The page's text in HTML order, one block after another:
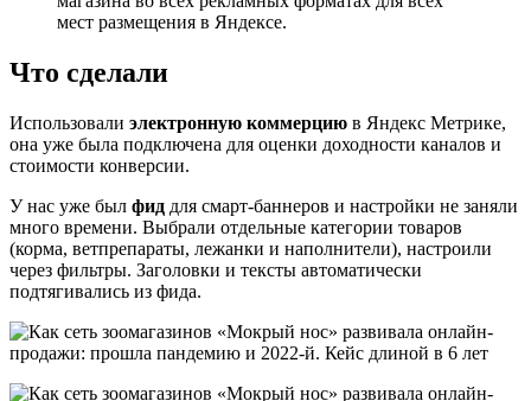
мест размещения в Яндексе.
Что сделали
Использовали электронную коммерцию в Яндекс Метрике,
она уже была подключена для оценки доходности каналов и
стоимости конверсии.
У нас уже был фид для смарт-баннеров и настройки не заняли
много времени. Выбрали отдельные категории товаров
(корма, ветпрепараты, лежанки и наполнители), настроили
через фильтры. Заголовки и тексты автоматически
подтягивались из фида.